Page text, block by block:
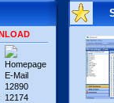
Homepage
E-Mail
12890
12174